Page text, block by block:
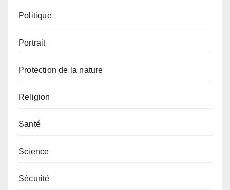
Politique
Portrait
Protection de la nature
Religion
Santé
Science
Sécurité